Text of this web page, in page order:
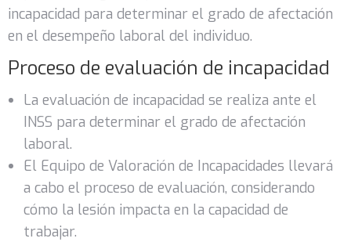
incapacidad para determinar el grado de afectación
en el desempeño laboral del individuo.
Proceso de evaluación de incapacidad
La evaluación de incapacidad se realiza ante el
INSS para determinar el grado de afectación
laboral.
El Equipo de Valoración de Incapacidades llevará
a cabo el proceso de evaluación, considerando
cómo la lesión impacta en la capacidad de
trabajar.